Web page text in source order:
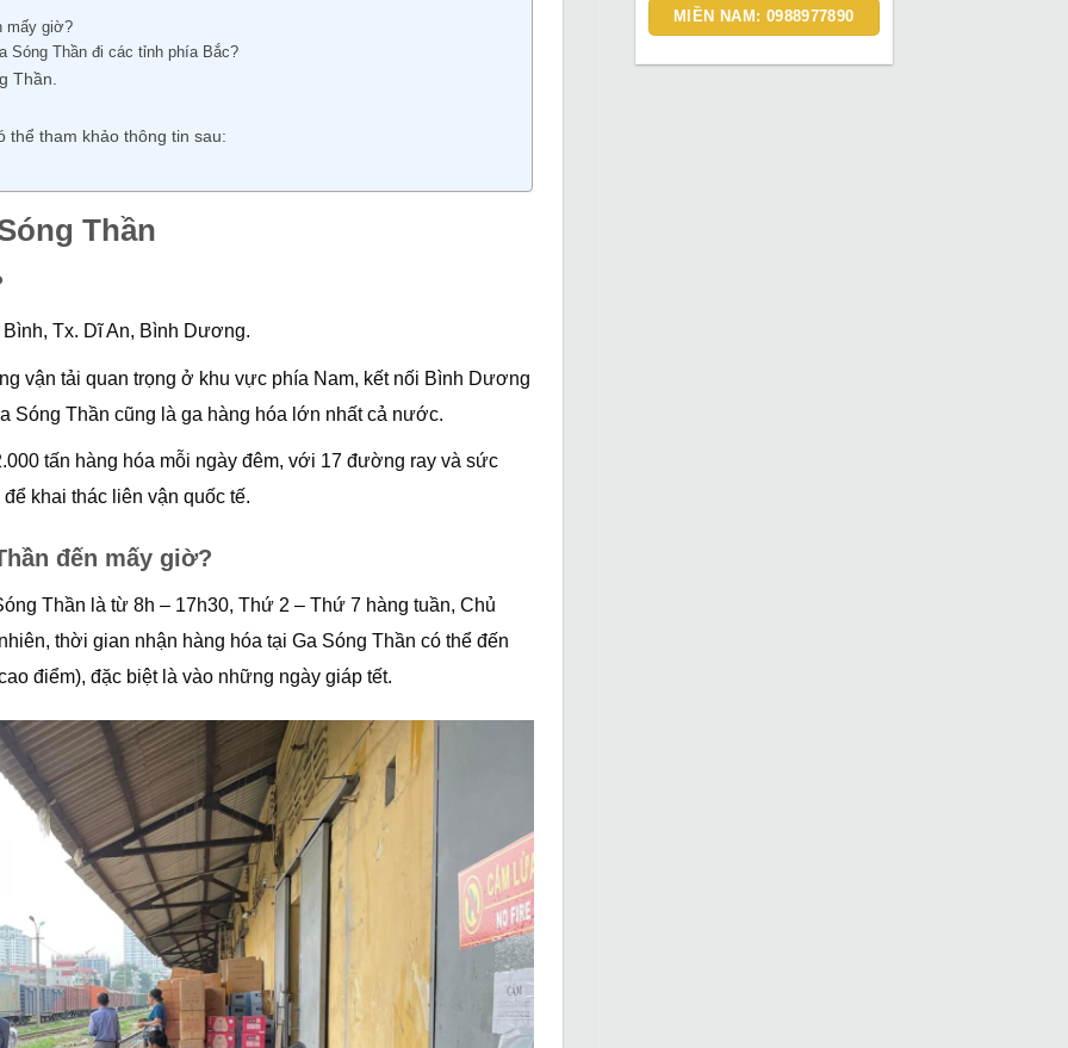
mấy giờ?
Sóng Thần đi các tỉnh phía Bắc?
Thần.
thể tham khảo thông tin sau:
Thần
Tx. Dĩ An, Bình Dương.
vận tải quan trọng ở khu vực phía Nam, kết nối Bình Dương
Sóng Thần cũng là ga hàng hóa lớn nhất cả nước.
tấn hàng hóa mỗi ngày đêm, với 17 đường ray và sức
khai thác liên vận quốc tế.
đến mấy giờ?
Thần là từ 8h – 17h30, Thứ 2 – Thứ 7 hàng tuần, Chủ
thời gian nhận hàng hóa tại Ga Sóng Thần có thể đến
điểm), đặc biệt là vào những ngày giáp tết.
MIỀN NAM: 0988977890